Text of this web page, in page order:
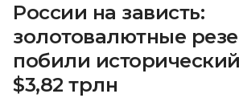
России на зависть:
золотовалютные
побили
$3,82 трлн